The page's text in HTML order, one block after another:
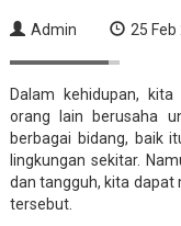
Admin 25 Feb
Dalam kehidupan,
orang lain berusaha
berbagai bidang, baik
lingkungan sekitar.
dan tangguh, kita dapat
tersebut.